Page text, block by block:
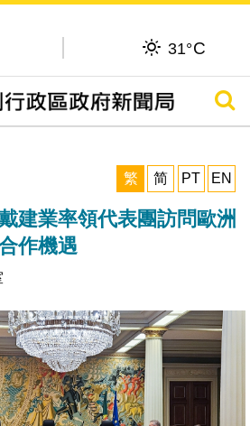
31°C
搜尋
繁
简 PT EN
建業率領代表團訪問歐洲
作機遇